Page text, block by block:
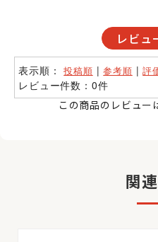
レビュ
表示順：投稿順 |参考順 |評
レビュー件数：0件
この商品のレビュ
関